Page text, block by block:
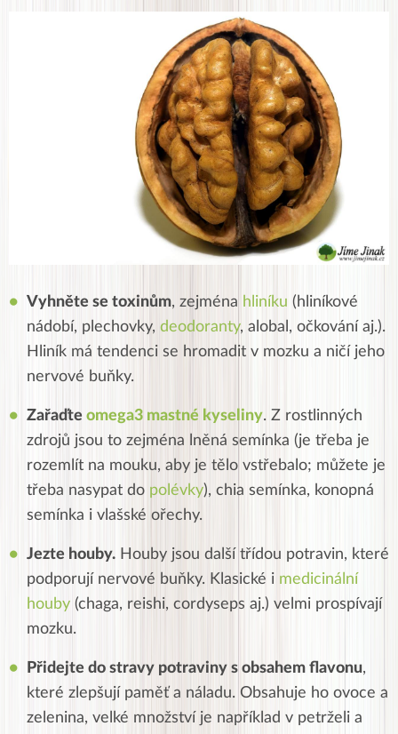
Vyhněte se toxinům, zejména hliníku (hliníkové
nádobí, plechovky, deodoranty, alobal, očkování aj.).
Hliník má tendenci se hromadit v mozku a ničí jeho
nervové buňky.
Zařaďte omega3 mastné kyseliny. Z rostlinných
zdrojů jsou to zejména lněná semínka (je třeba je
rozemlít na mouku, aby je tělo vstřebalo; můžete je
třeba nasypat do polévky), chia semínka, konopná
semínka i vlašské ořechy.
Jezte houby. Houby jsou další třídou potravin, které
podporují nervové buňky. Klasické i medicinální
houby (chaga, reishi, cordyseps aj.) velmi prospívají
mozku.
Přidejte do stravy potraviny s obsahem flavonu,
které zlepšují paměť a náladu. Obsahuje ho ovoce a
zelenina, velké množství je například v petrželi a